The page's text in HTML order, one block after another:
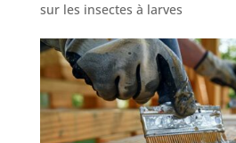
sur les insectes à larves